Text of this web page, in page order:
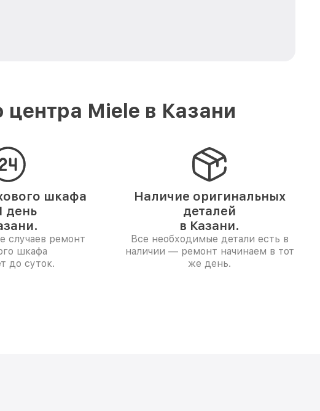
Miele в Казани
шкафа
день
случаев ремонт
шкафа
до суток.
Наличие оригинальных
деталей
в Казани.
Все необходимые детали есть в
наличии — ремонт начинаем в тот
же день.